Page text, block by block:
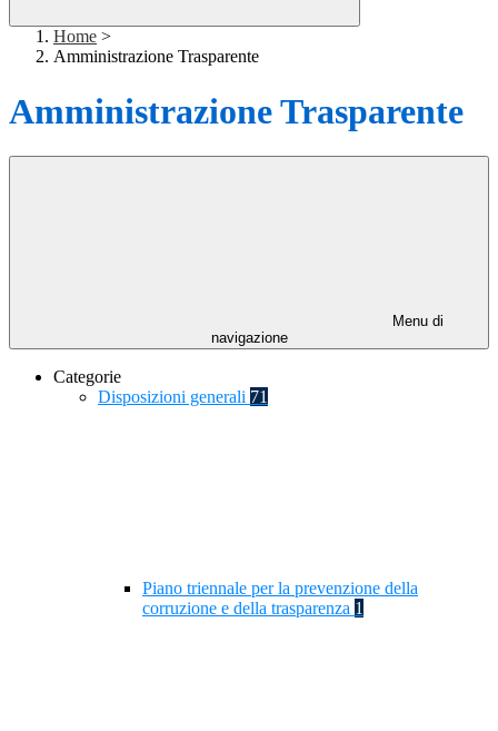
Home >
Amministrazione Trasparente
Amministrazione Trasparente
Menu di
navigazione
Categorie
Disposizioni generali 71
Piano triennale per la prevenzione della
corruzione e della trasparenza 1